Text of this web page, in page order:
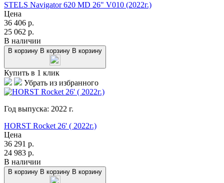
STELS Navigator 620 MD 26" V010 (2022г.)
Цена
36 406 р.
25 062 р.
В наличии
В корзину В корзину В корзину
Купить в 1 клик
Убрать из избранного
Год выпуска: 2022 г.
HORST Rocket 26' ( 2022г.)
Цена
36 291 р.
24 983 р.
В наличии
В корзину В корзину В корзину